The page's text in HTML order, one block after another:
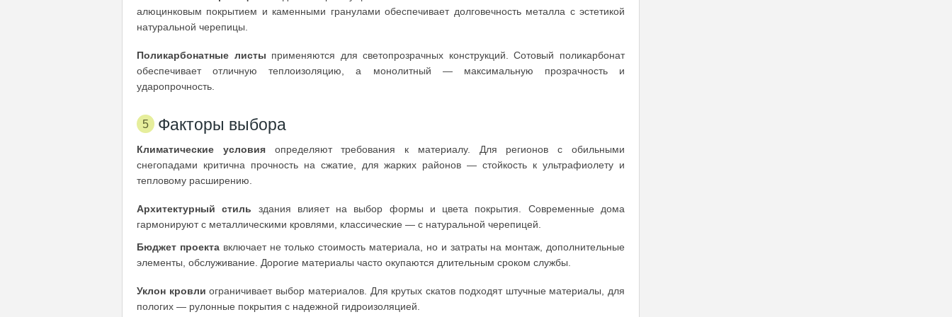
алюцинковым покрытием и каменными гранулами обеспечивает долговечность металла с эстетикой
натуральной черепицы.
Поликарбонатные листы применяются для светопрозрачных конструкций. Сотовый поликарбонат
обеспечивает отличную теплоизоляцию, а монолитный — максимальную прозрачность и
ударопрочность.
Факторы выбора
Климатические условияопределяют требования к материалу. Для регионов с обильными
снегопадами критична прочность на сжатие, для жарких районов — стойкость к ультрафиолету и
тепловому расширению.
Архитектурный стиль здания влияет на выбор формы и цвета покрытия. Современные дома
гармонируют с металлическими кровлями, классические — с натуральной черепицей.
Бюджет проектавключает не только стоимость материала, но и затраты на монтаж, дополнительные
элементы, обслуживание. Дорогие материалы часто окупаются длительным сроком службы.
Уклон кровли ограничивает выбор материалов. Для крутых скатов подходят штучные материалы, для
пологих — рулонные покрытия с надежной гидроизоляцией.